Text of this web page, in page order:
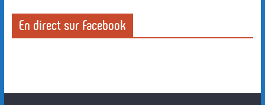
En direct sur Facebook